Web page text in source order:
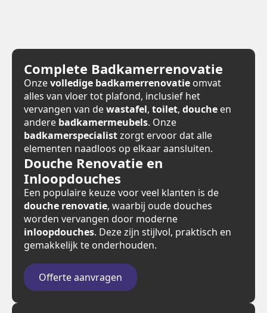
Complete Badkamerrenovatie
Onzevolledige badkamerrenovatie omvat
alles van vloer tot plafond, inclusief het
vervangen van dewastafel, toilet, douche en
andere badkamermeubels. Onze
badkamerspecialistzorgt ervoor dat alle
elementen naadloos op elkaar aansluiten.
Douche Renovatie en
Inloopdouches
Een populaire keuze voor veel klanten is de
douche renovatie, waarbij oude douches
worden vervangen door moderne
inloopdouches. Deze zijn stijlvol, praktisch en
gemakkelijk te onderhouden.
Offerte aanvragen